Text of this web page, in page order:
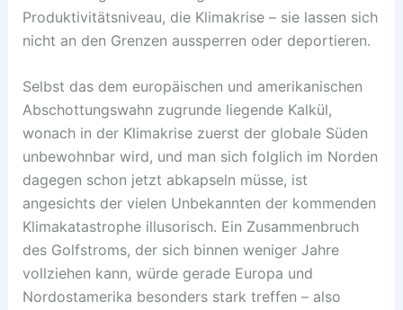
Produktivitätsniveau, die Klimakrise – sie lassen sich
nicht an den Grenzen aussperren oder deportieren.
Selbst das dem europäischen und amerikanischen
Abschottungswahn zugrunde liegende Kalkül,
wonach in der Klimakrise zuerst der globale Süden
unbewohnbar wird, und man sich folglich im Norden
dagegen schon jetzt abkapseln müsse, ist
angesichts der vielen Unbekannten der kommenden
Klimakatastrophe illusorisch. Ein Zusammenbruch
des Golfstroms, der sich binnen weniger Jahre
vollziehen kann, würde gerade Europa und
Nordostamerika besonders stark treffen – also